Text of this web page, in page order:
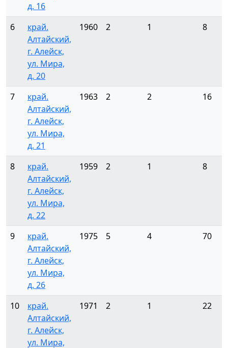
д. 16
6
край.
Алтайский,
г. Алейск,
ул. Мира,
д. 20
1960 2 1 8
7
край.
Алтайский,
г. Алейск,
ул. Мира,
д. 21
1963 2 2 16
8
край.
Алтайский,
г. Алейск,
ул. Мира,
д. 22
1959 2 1 8
9
край.
Алтайский,
г. Алейск,
ул. Мира,
д. 26
1975 5 4 70
10
край.
Алтайский,
г. Алейск,
ул. Мира,
1971 2 1 22